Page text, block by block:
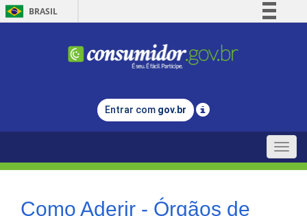
BRASIL
Comunica BR
Legislação
Entrar com gov.br
Toggle
Como Aderir - Órgãos de